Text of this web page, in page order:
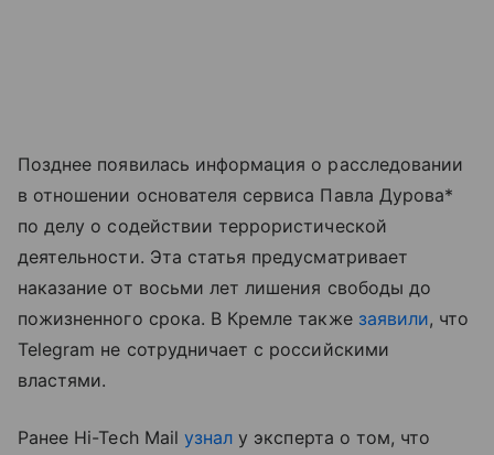
Позднее появилась информация о расследовании
в отношении основателя сервиса Павла Дурова*
по делу о содействии террористической
деятельности. Эта статья предусматривает
наказание от восьми лет лишения свободы до
пожизненного срока. В Кремле также заявили, что
Telegram не сотрудничает с российскими
властями.
Ранее Hi-Tech Mail узнал у эксперта о том, что